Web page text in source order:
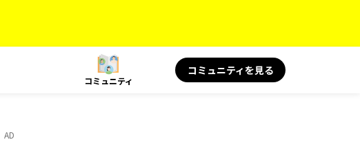
コミュニティ
コミュニティを見る
AD